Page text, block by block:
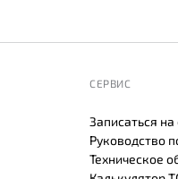
СЕРВИС
Записаться на
Руководство
Техническое